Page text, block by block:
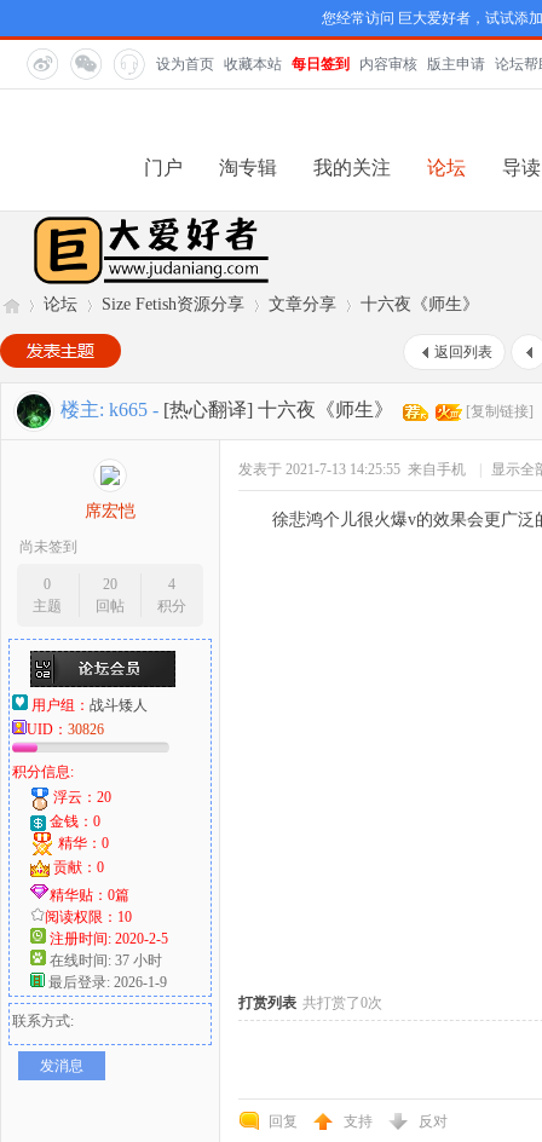
您经常访问 巨大爱好者，试试添
设为首页 收藏本站 每日签到 内容审核 版主申请 论坛帮
门户 淘专辑 我的关注 论坛 导读
巨
大
爱
»
论坛
›
Size Fetish资源分享
›
文章分享
›
十六夜《师生》
返回列表
楼主: k665 - [热心翻译] 十六夜《师生》 [复制链接]
席宏恺
尚未签到
0
主题
20
回帖
4
积分
用户组： 战斗矮人
UID： 30826
积分信息:
浮云：20
金钱：0
精华：0
贡献：0
精华贴：0篇
阅读权限：10
注册时间: 2020-2-5
在线时间: 37 小时
最后登录: 2026-1-9
联系方式:
发消息
发表于 2021-7-13 14:25:55 来自手机 显示全
徐悲鸿个儿很火爆v的效果会更广泛
打赏列表 共打赏了0次
回复 支持 反对